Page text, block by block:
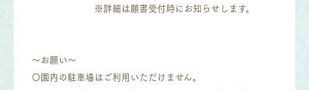
※詳細は願書受付時にお知らせします。
～お願い～
〇園内の駐車場はご利用いただけません。